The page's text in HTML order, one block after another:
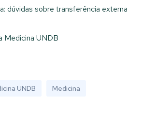
dúvidas sobre transferência externa
Medicina UNDB
UNDB
Medicina